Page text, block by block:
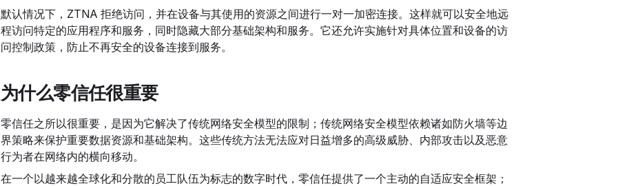
默认情况下，ZTNA 拒绝访问，并在设备与其使用的资源之间进行一对一加密连接。这样就可以安全地远
程访问特定的应用程序和服务，同时隐藏大部分基础架构和服务。它还允许实施针对具体位置和设备的访
问控制政策，防止不再安全的设备连接到服务。
为什么零信任很重要
零信任之所以很重要，是因为它解决了传统网络安全模型的限制；传统网络安全模型依赖诸如防火墙等边
界策略来保护重要数据资源和基础架构。这些传统方法无法应对日益增多的高级威胁、内部攻击以及恶意
行为者在网络内的横向移动。
在一个以越来越全球化和分散的员工队伍为标志的数字时代，零信任提供了一个主动的自适应安全框架；